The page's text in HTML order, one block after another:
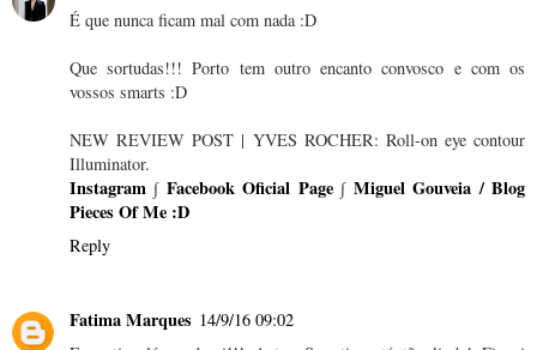
É que nunca ficam mal com nada :D
Que sortudas!!! Porto tem outro encanto convosco e com os
vossos smarts :D
NEW REVIEW POST | YVES ROCHER: Roll-on eye contour
Illuminator.
Instagram ∫ Facebook Oficial Page∫ Miguel Gouveia / Blog
Pieces Of Me :D
Reply
Fatima Marques 14/9/16 09:02